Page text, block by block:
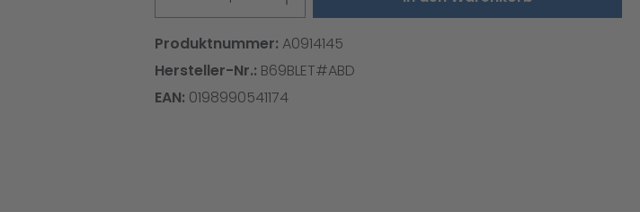
Produktnummer: A0914145
Hersteller-Nr.: B69BLET#ABD
EAN: 0198990541174